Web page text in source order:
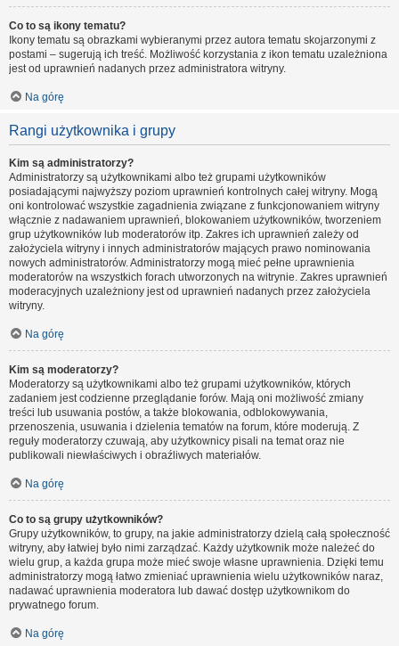
Co to są ikony tematu?
Ikony tematu są obrazkami wybieranymi przez autora tematu skojarzonymi z
postami – sugerują ich treść. Możliwość korzystania z ikon tematu uzależniona
jest od uprawnień nadanych przez administratora witryny.
Na górę
Rangi użytkownika i grupy
Kim są administratorzy?
Administratorzy są użytkownikami albo też grupami użytkowników
posiadającymi najwyższy poziom uprawnień kontrolnych całej witryny. Mogą
oni kontrolować wszystkie zagadnienia związane z funkcjonowaniem witryny
włącznie z nadawaniem uprawnień, blokowaniem użytkowników, tworzeniem
grup użytkowników lub moderatorów itp. Zakres ich uprawnień zależy od
założyciela witryny i innych administratorów mających prawo nominowania
nowych administratorów. Administratorzy mogą mieć pełne uprawnienia
moderatorów na wszystkich forach utworzonych na witrynie. Zakres uprawnień
moderacyjnych uzależniony jest od uprawnień nadanych przez założyciela
witryny.
Na górę
Kim są moderatorzy?
Moderatorzy są użytkownikami albo też grupami użytkowników, których
zadaniem jest codzienne przeglądanie forów. Mają oni możliwość zmiany
treści lub usuwania postów, a także blokowania, odblokowywania,
przenoszenia, usuwania i dzielenia tematów na forum, które moderują. Z
reguły moderatorzy czuwają, aby użytkownicy pisali na temat oraz nie
publikowali niewłaściwych i obraźliwych materiałów.
Na górę
Co to są grupy użytkowników?
Grupy użytkowników, to grupy, na jakie administratorzy dzielą całą społeczność
witryny, aby łatwiej było nimi zarządzać. Każdy użytkownik może należeć do
wielu grup, a każda grupa może mieć swoje własne uprawnienia. Dzięki temu
administratorzy mogą łatwo zmieniać uprawnienia wielu użytkowników naraz,
nadawać uprawnienia moderatora lub dawać dostęp użytkownikom do
prywatnego forum.
Na górę